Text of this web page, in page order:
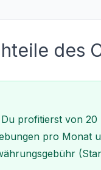
des
Du profitierst von 20
pro Monat